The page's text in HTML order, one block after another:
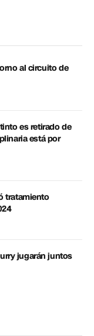
al circuito de
es retirado de
está por
tratamiento
jugarán juntos